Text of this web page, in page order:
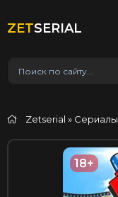
ZETSERIAL
Zetserial » Сериалы
18+